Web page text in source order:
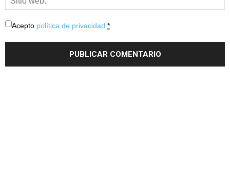
Acepto política de privacidad *